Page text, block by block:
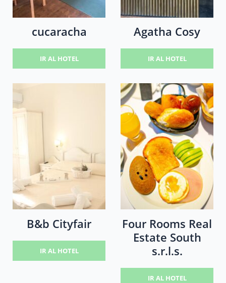
cucaracha
IR AL HOTEL
Agatha Cosy
IR AL HOTEL
B&b Cityfair
IR AL HOTEL
Four Rooms Real
Estate South
s.r.l.s.
IR AL HOTEL